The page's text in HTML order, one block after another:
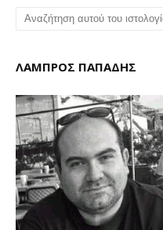
ΛΑΜΠΡΟΣ ΠΑΠΑΔΗΣ